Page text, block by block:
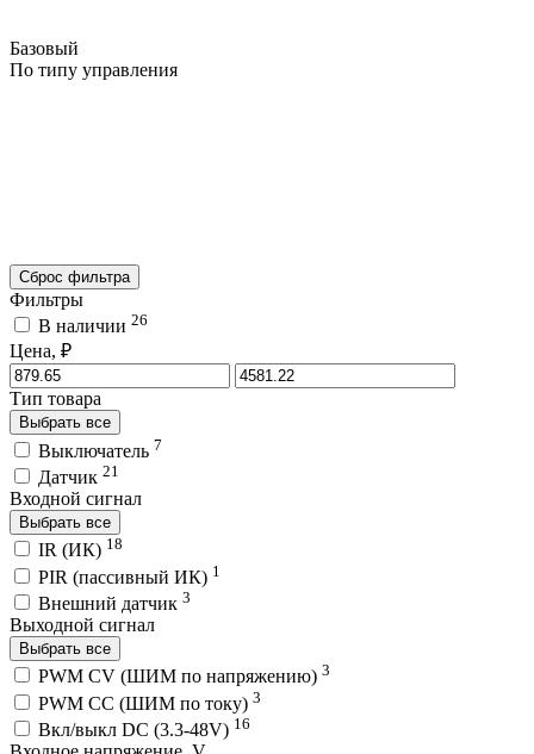
Базовый
По типу управления
Сброс фильтра
Фильтры
В наличии 26
Цена, ₽
Тип товара
Выбрать все
Выключатель 7
Датчик 21
Входной сигнал
Выбрать все
IR (ИК) 18
PIR (пассивный ИК) 1
Внешний датчик 3
Выходной сигнал
Выбрать все
PWM СV (ШИМ по напряжению) 3
PWM СС (ШИМ по току) 3
Вкл/выкл DC (3.3-48V) 16